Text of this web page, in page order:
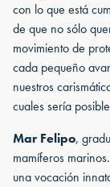
con lo que está
de que no sólo
movimiento de
cada pequeño
nuestros
cuales sería
Mar Felipo,
mamíferos
una vocación